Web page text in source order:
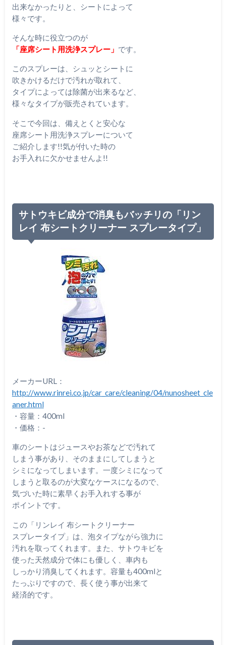
出来なかったりと、シートによって
様々です。
そんな時に役立つのが
「座席シート用洗浄スプレー」 です。
このスプレーは、シュッとシートに
吹きかけるだけで汚れが取れて、
タイプによっては除菌が出来るなど、
様々なタイプが販売されています。
そこで今回は、備えとくと安心な
座席シート用洗浄スプレーについて
ご紹介します!!気が付いた時の
お手入れに欠かせませんよ!!
サトウキビ成分で消臭もバッチリの「リン
レイ 布シートクリーナー スプレータイプ」
メーカーURL：
http://www.rinrei.co.jp/car_care/cleaning/04/nunosheet_cle
aner.html
・容量：400ml
・価格：-
車のシートはジュースやお茶などで汚れて
しまう事があり、そのままにしてしまうと
シミになってしまいます。一度シミになって
しまうと取るのが大変なケースになるので、
気づいた時に素早くお手入れする事が
ポイントです。
この「リンレイ 布シートクリーナー
スプレータイプ」は、泡タイプながら強力に
汚れを取ってくれます。また、サトウキビを
使った天然成分で体にも優しく、車内も
しっかり消臭してくれます。容量も400mlと
たっぷりですので、長く使う事が出来て
経済的です。